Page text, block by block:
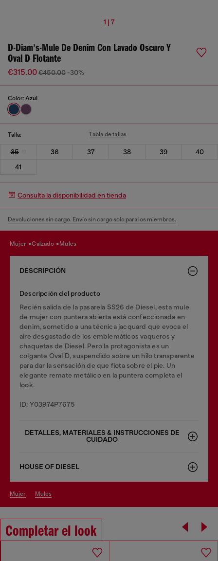
1 | 7
D-Diam's-Mule De Denim Con Lavado Oscuro Y
Oval D Flotante
€315.00€450.00 -30%
Color: Azul
Talla: Tabla de tallas
35 36 37 38 39
40
41
Consulta la disponibilidad en tienda
Devoluciones sin cargo. Envío sin cargo solo para los miembros.
mujer calzado mules
DESCRIPCIÓN
Descripción del producto
Recién salida de la pasarela SS26 de Diesel, esta mule
de mujer con puntera abierta está confeccionada en
denim, sometido a una técnica jacquard que evoca el
aire desgastado de los emblemáticos vaqueros y
chaquetas de Diesel. Pero la protagonista es un
colgante Oval D, suspendido sobre un hilo transparente
para dar la sensación de que flota sobre el pie. Un
elegante remate metálico en la puntera completa el
look.
ID: Y03974P7675
DETALLES, MATERIALES & INSTRUCCIONES DE
CUIDADO
HOUSE OF DIESEL
mujer mules
Completar el look